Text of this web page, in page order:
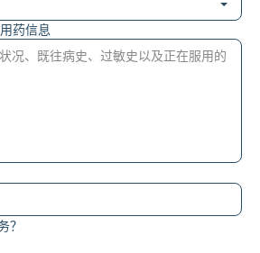
药信息
？